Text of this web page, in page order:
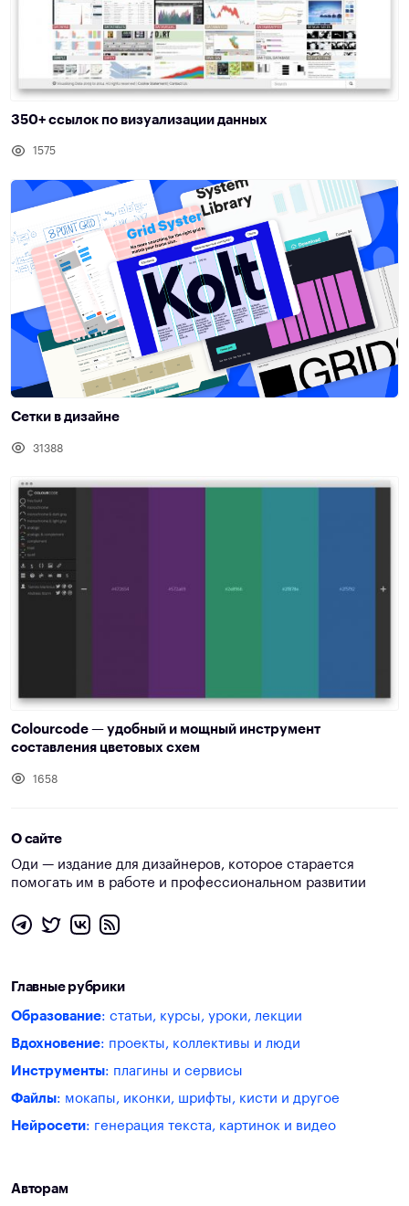
350+ ссылок по визуализации данных
1575
Сетки в дизайне
31388
Colourcode — удобный и мощный инструмент
составления цветовых схем
1658
О сайте
Оди — издание для дизайнеров, которое старается
помогать им в работе и профессиональном развитии
Главные рубрики
Образование: статьи, курсы, уроки, лекции
Вдохновение: проекты, коллективы и люди
Инструменты: плагины и сервисы
Файлы: мокапы, иконки, шрифты, кисти и другое
Нейросети: генерация текста, картинок и видео
Авторам